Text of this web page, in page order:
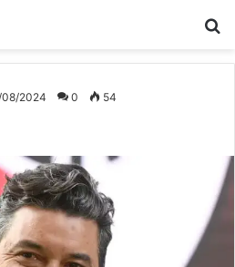
2024 0 54